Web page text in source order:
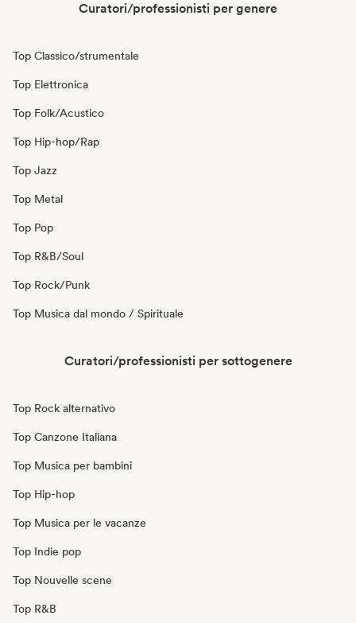
Curatori/professionisti per genere
Top Classico/strumentale
Top Elettronica
Top Folk/Acustico
Top Hip-hop/Rap
Top Jazz
Top Metal
Top Pop
Top R&B/Soul
Top Rock/Punk
Top Musica dal mondo / Spirituale
Curatori/professionisti per sottogenere
Top Rock alternativo
Top Canzone Italiana
Top Musica per bambini
Top Hip-hop
Top Musica per le vacanze
Top Indie pop
Top Nouvelle scene
Top R&B